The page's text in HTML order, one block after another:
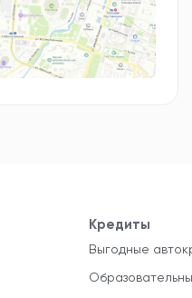
Кредиты
Выгодные